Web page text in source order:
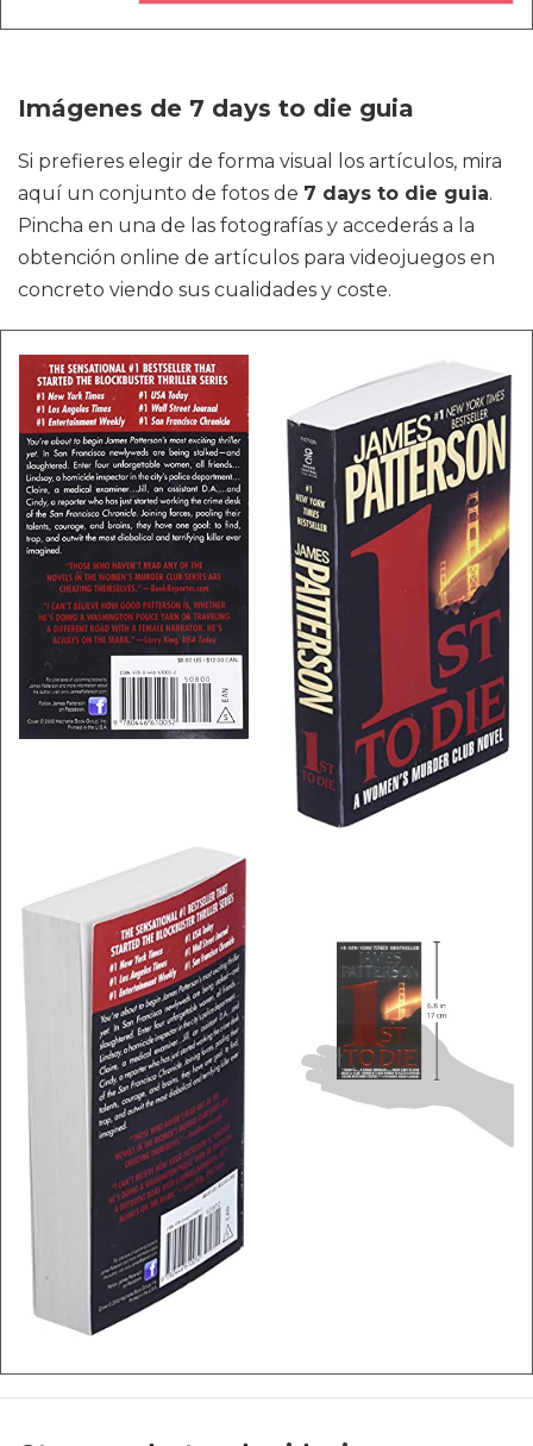
Imágenes de 7 days to die guia
Si prefieres elegir de forma visual los artículos, mira
aquí un conjunto de fotos de 7 days to die guia.
Pincha en una de las fotografías y accederás a la
obtención online de artículos para videojuegos en
concreto viendo sus cualidades y coste.